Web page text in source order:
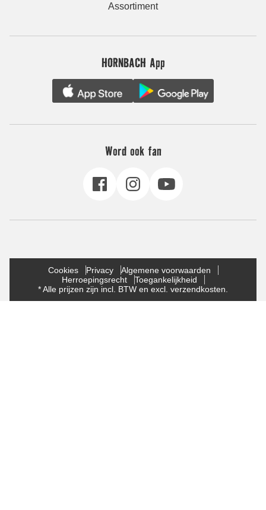
Assortiment
HORNBACH App
Word ook fan
Cookies Privacy
Algemene voorwaarden
Herroepingsrecht
Toegankelijkheid
* Alle prijzen zijn incl. BTW en excl. verzendkosten.